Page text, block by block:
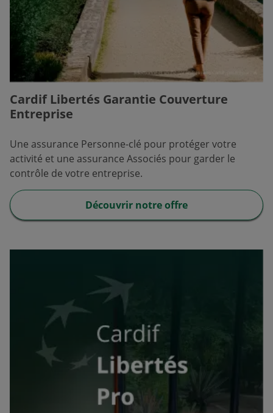
Cardif Libertés Garantie Couverture
Entreprise
Une assurance Personne-clé pour protéger votre
activité et une assurance Associés pour garder le
contrôle de votre entreprise.
Découvrir notre offre